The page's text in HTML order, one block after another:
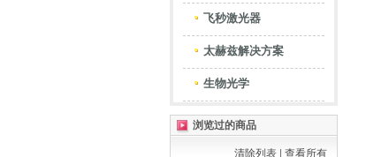
飞秒激光器
太赫兹解决方案
生物光学
浏览过的商品
清除列表 查看所有